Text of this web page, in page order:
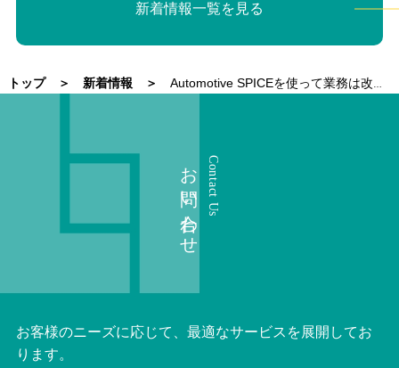
新着情報一覧を見る
トップ 新着情報 Automotive SPICEを使って業務は改善されているのか？
Contact Us
お問い合わせ
お客様のニーズに応じて、最適なサービスを展開してお
ります。